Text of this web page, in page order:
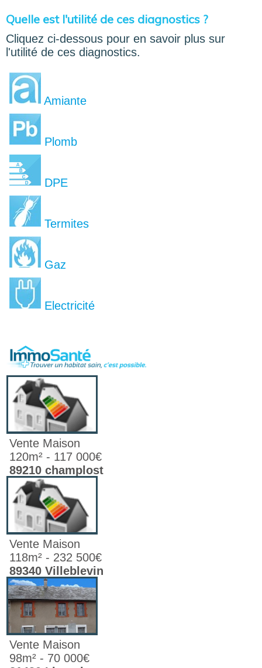
Quelle est l'utilité de ces diagnostics ?
Cliquez ci-dessous pour en savoir plus sur
l'utilité de ces diagnostics.
Amiante
Plomb
DPE
Termites
Gaz
Electricité
Vente Maison
120m² - 117 000€
89210 champlost
Vente Maison
118m² - 232 500€
89340 Villeblevin
Vente Maison
98m² - 70 000€